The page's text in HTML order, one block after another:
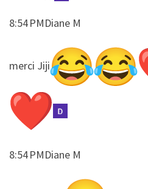
8:54 PMDiane M
​​merci Jiji
8:54 PMDiane M